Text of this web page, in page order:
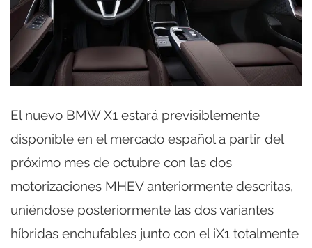
El nuevo BMW X1 estará previsiblemente
disponible en el mercado español a partir del
próximo mes de octubre con las dos
motorizaciones MHEV anteriormente descritas,
uniéndose posteriormente las dos variantes
híbridas enchufables junto con el iX1 totalmente